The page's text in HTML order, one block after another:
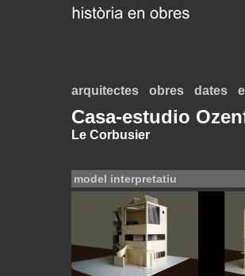
arquitectes obres dates
Casa-estudio
Le Corbusier
model interpretatiu